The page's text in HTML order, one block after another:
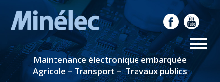
Maintenance électronique embarquée
Agricole – Transport – Travaux publics